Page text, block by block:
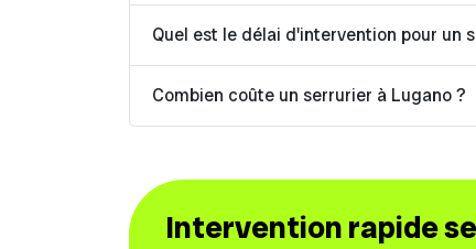
Quel est le délai d'intervention pour un
Combien coûte un serrurier à Lugano ?
Intervention rapide